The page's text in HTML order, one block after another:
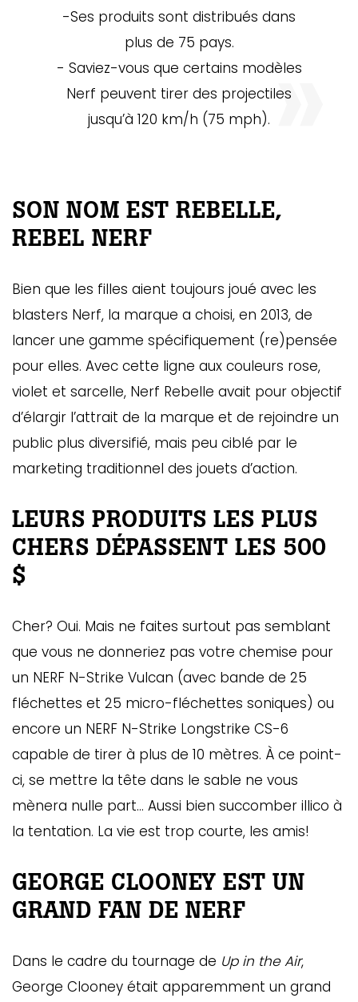
-Ses produits sont distribués dans
plus de 75 pays.
- Saviez-vous que certains modèles
Nerf peuvent tirer des projectiles
jusqu’à 120 km/h (75 mph).
SON NOM EST REBELLE,
REBEL NERF
Bien que les filles aient toujours joué avec les
blasters Nerf, la marque a choisi, en 2013, de
lancer une gamme spécifiquement (re)pensée
pour elles. Avec cette ligne aux couleurs rose,
violet et sarcelle, Nerf Rebelle avait pour objectif
d’élargir l’attrait de la marque et de rejoindre un
public plus diversifié, mais peu ciblé par le
marketing traditionnel des jouets d’action.
LEURS PRODUITS LES PLUS
CHERS DÉPASSENT LES 500
$
Cher? Oui. Mais ne faites surtout pas semblant
que vous ne donneriez pas votre chemise pour
un NERF N-Strike Vulcan (avec bande de 25
fléchettes et 25 micro-fléchettes soniques) ou
encore un NERF N-Strike Longstrike CS-6
capable de tirer à plus de 10 mètres. À ce point-
ci, se mettre la tête dans le sable ne vous
mènera nulle part… Aussi bien succomber illico à
la tentation. La vie est trop courte, les amis!
GEORGE CLOONEY EST UN
GRAND FAN DE NERF
Dans le cadre du tournage de Up in the Air,
George Clooney était apparemment un grand